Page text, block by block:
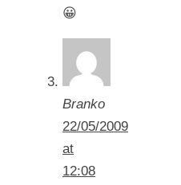
😀
Branko
22/05/2009
at
12:08